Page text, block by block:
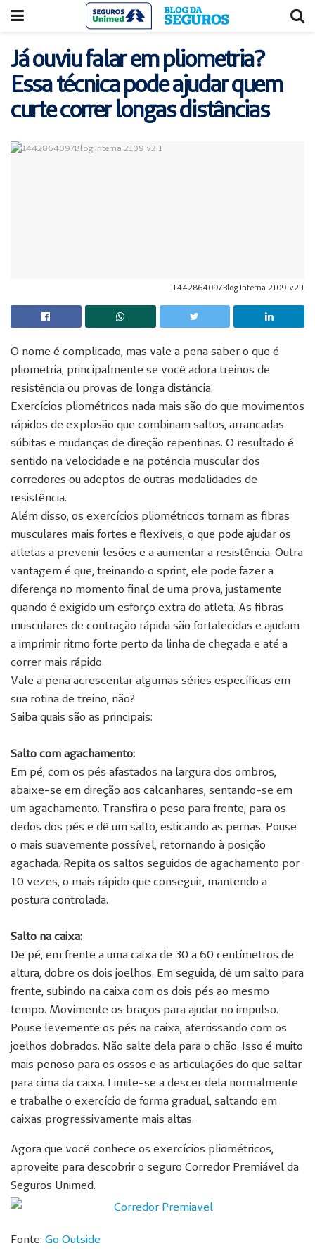
Já ouviu falar em pliometria?
Essa técnica pode ajudar quem
curte correr longas distâncias
1442864097Blog Interna 2109 v2 1
O nome é complicado, mas vale a pena saber o que é
pliometria, principalmente se você adora treinos de
resistência ou provas de longa distância.
Exercícios pliométricos nada mais são do que movimentos
rápidos de explosão que combinam saltos, arrancadas
súbitas e mudanças de direção repentinas. O resultado é
sentido na velocidade e na potência muscular dos
corredores ou adeptos de outras modalidades de
resistência.
Além disso, os exercícios pliométricos tornam as fibras
musculares mais fortes e flexíveis, o que pode ajudar os
atletas a prevenir lesões e a aumentar a resistência. Outra
vantagem é que, treinando o sprint, ele pode fazer a
diferença no momento final de uma prova, justamente
quando é exigido um esforço extra do atleta. As fibras
musculares de contração rápida são fortalecidas e ajudam
a imprimir ritmo forte perto da linha de chegada e até a
correr mais rápido.
Vale a pena acrescentar algumas séries específicas em
sua rotina de treino, não?
Saiba quais são as principais:
Salto com agachamento:
Em pé, com os pés afastados na largura dos ombros,
abaixe-se em direção aos calcanhares, sentando-se em
um agachamento. Transfira o peso para frente, para os
dedos dos pés e dê um salto, esticando as pernas. Pouse
o mais suavemente possível, retornando à posição
agachada. Repita os saltos seguidos de agachamento por
10 vezes, o mais rápido que conseguir, mantendo a
postura controlada.
Salto na caixa:
De pé, em frente a uma caixa de 30 a 60 centímetros de
altura, dobre os dois joelhos. Em seguida, dê um salto para
frente, subindo na caixa com os dois pés ao mesmo
tempo. Movimente os braços para ajudar no impulso.
Pouse levemente os pés na caixa, aterrissando com os
joelhos dobrados. Não salte dela para o chão. Isso é muito
mais penoso para os ossos e as articulações do que saltar
para cima da caixa. Limite-se a descer dela normalmente
e trabalhe o exercício de forma gradual, saltando em
caixas progressivamente mais altas.
Agora que você conhece os exercícios pliométricos,
aproveite para descobrir o seguro Corredor Premiável da
Seguros Unimed.
Fonte: Go Outside